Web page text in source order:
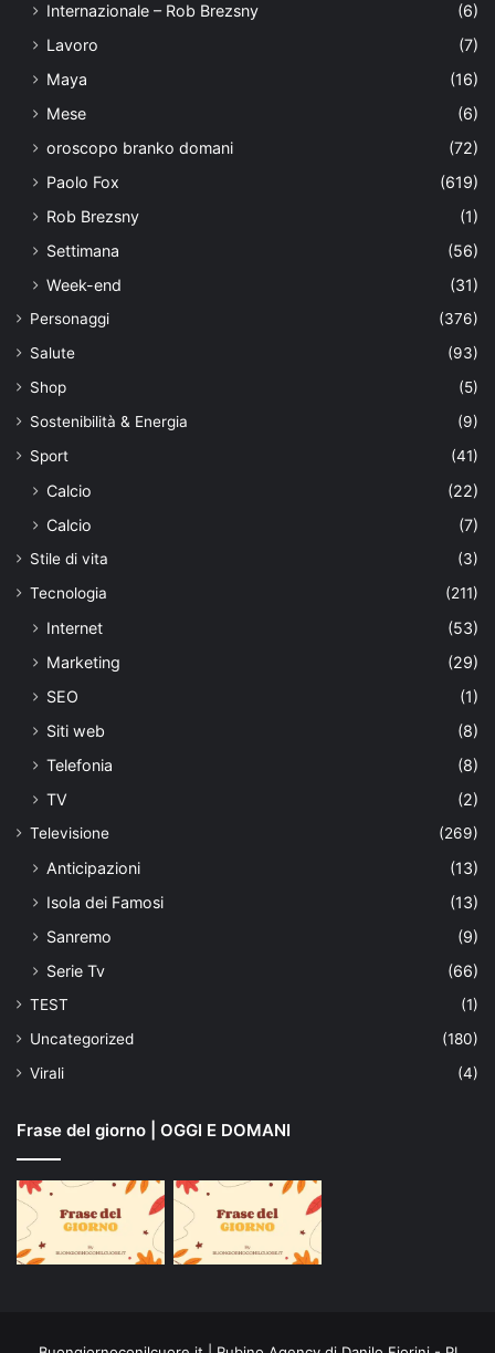
Internazionale – Rob Brezsny
(6)
Lavoro
(7)
Maya
(16)
Mese
(6)
oroscopo branko domani
(72)
Paolo Fox
(619)
Rob Brezsny
(1)
Settimana
(56)
Week-end
(31)
Personaggi
(376)
Salute
(93)
Shop
(5)
Sostenibilità & Energia
(9)
Sport
(41)
Calcio
(22)
Calcio
(7)
Stile di vita
(3)
Tecnologia
(211)
Internet
(53)
Marketing
(29)
SEO
(1)
Siti web
(8)
Telefonia
(8)
TV
(2)
Televisione (269)
Anticipazioni
(13)
Isola dei Famosi
(13)
Sanremo
(9)
Serie Tv
(66)
TEST
(1)
Uncategorized
(180)
Virali
(4)
Frase del giorno | OGGI E DOMANI